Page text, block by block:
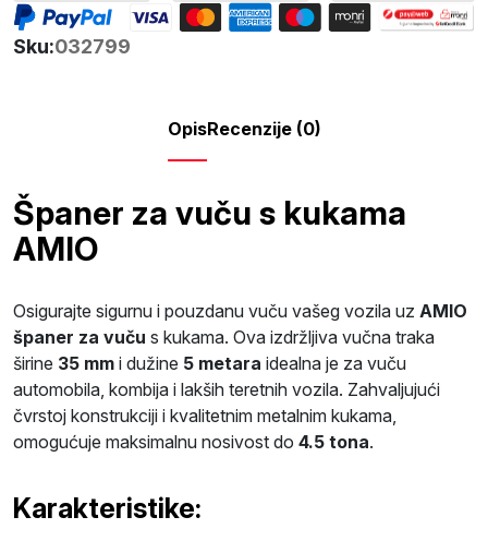
Sku:032799
OpisRecenzije (0)
Španer za vuču s kukama
AMIO
Osigurajte sigurnu i pouzdanu vuču vašeg vozila uz AMIO
španer za vuču s kukama. Ova izdržljiva vučna traka
širine 35 mm i dužine 5 metara idealna je za vuču
automobila, kombija i lakših teretnih vozila. Zahvaljujući
čvrstoj konstrukciji i kvalitetnim metalnim kukama,
omogućuje maksimalnu nosivost do 4.5 tona.
Karakteristike: